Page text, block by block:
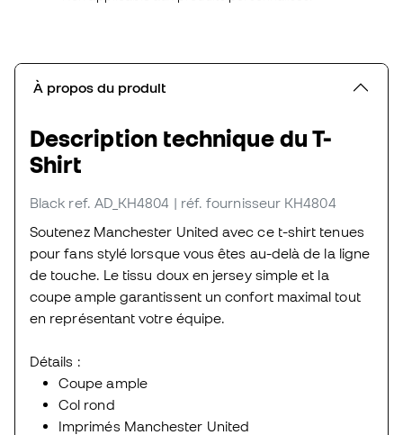
À propos du produit
Description technique du T-
Shirt
Black ref. AD_KH4804 | réf. fournisseur KH4804
Soutenez Manchester United avec ce t-shirt tenues
pour fans stylé lorsque vous êtes au-delà de la ligne
de touche. Le tissu doux en jersey simple et la
coupe ample garantissent un confort maximal tout
en représentant votre équipe.
Détails :
Coupe ample
Col rond
Imprimés Manchester United